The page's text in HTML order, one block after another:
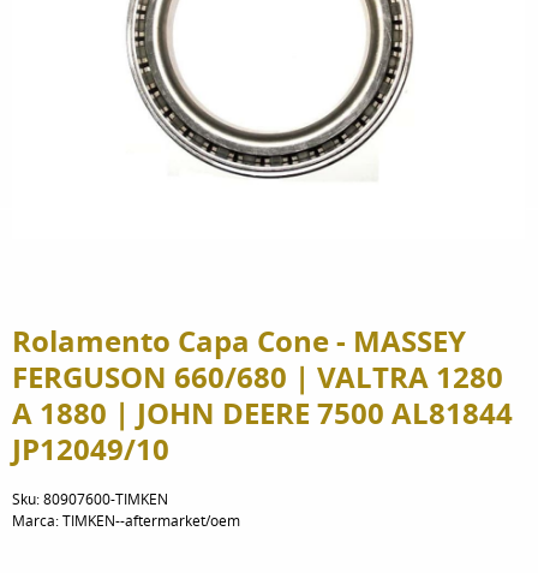
Rolamento Capa Cone - MASSEY
FERGUSON 660/680 | VALTRA 1280
A 1880 | JOHN DEERE 7500 AL81844
JP12049/10
Sku:80907600-TIMKEN
Marca:TIMKEN--aftermarket/oem